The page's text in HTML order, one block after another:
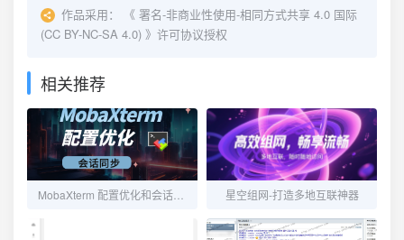
作品采用：
《 署名-非商业性使用-相同方式共享 4.0 国际
(CC BY-NC-SA 4.0) 》许可协议授权
相关推荐
MobaXterm 配置优化和会话同步 星空组网-打造多地互联神器